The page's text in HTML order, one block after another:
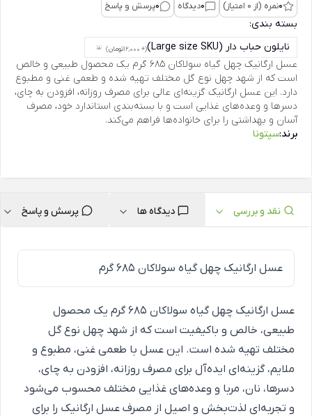
0نمره (از 0 امتیاز) 0دیدگاه 0پرسش و پاسخ
عسل ارگانیک چهل گیاه سولاکان 685 گرم یک محصول طبیعی و خالص
است که از شهد چهل نوع گل مختلف تهیه شده و طعمی غنی و مطبوع
دارد. این عسل ارگانیک گزینه‌ای عالی برای مصرف روزانه، افزودن به چای،
دسرها و وعده‌های غذایی است و با بسته‌بندی استاندارد خود، مصرف
آسان و بهداشتی را برای خانواده‌ها فراهم می‌کند.
بسته بندی:
نایلون حباب دار (Large size SKU)
(+ 12,000 تومان)
برند:سپتونا
نقد و بررسی دیدگاه ها پرسش و پاسخ
عسل ارگانیک چهل گیاه سولاکان 685 گرم
عسل ارگانیک چهل گیاه سولاکان 685 گرم یک محصول
طبیعی، خالص و باکیفیت است که از شهد چهل نوع گل
مختلف تهیه شده است. این عسل با طعمی غنی، مطبوع و
ملایم، گزینه‌ای ایده‌آل برای مصرف روزانه، افزودن به چای،
دسرها، نان، مربا و وعده‌های غذایی مختلف محسوب می‌شود
و تجربه‌ای لذت‌بخش و اصیل از مصرف عسل ارگانیک را برای